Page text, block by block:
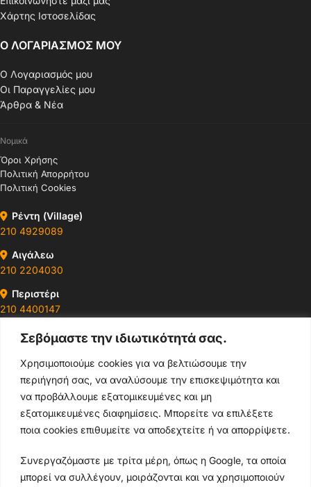
Σεβόμαστε την ιδιωτικότητά σας.
Χρησιμοποιούμε cookies για να βελτιώσουμε την
περιήγησή σας, να αναλύσουμε την επισκεψιμότητα και
να προβάλλουμε εξατομικευμένες και μη
εξατομικευμένες διαφημίσεις. Μπορείτε να επιλέξετε
ποια cookies επιθυμείτε να αποδεχτείτε ή να απορρίψετε.
Συνεργαζόμαστε με τρίτα μέρη, όπως η Google, τα οποία
μπορεί να συλλέγουν, μοιράζονται και να χρησιμοποιούν
Χάρτης Ιστοσελίδας
Ο ΛΟΓΑΡΙΑΣΜΟΣ ΜΟΥ
Ο Λογαριασμός μου
Οι Παραγγελίες μου
Άρθρα & Νέα
Νομικά
Όροι Χρήσης
Πολιτική Απορρήτου
Πολιτική Cookies
Ρέντη (Village)
210 4929089
Αιγάλεω
210 2204030
Περιστέρι
210 4400147
Ωράρια & Διευθύνσεις →
210 4929089
Κεντρικό τηλέφωνο
info@thikishop.gr
Δευ - Σάβ: 10:00 - 21:00